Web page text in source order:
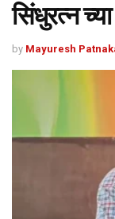
सिंधुरत्न
by Mayuresh